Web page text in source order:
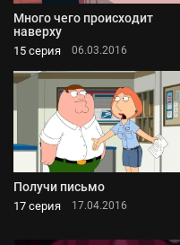
Много чего происходит
наверху
15 серия 06.03.2016
Получи письмо
17 серия 17.04.2016